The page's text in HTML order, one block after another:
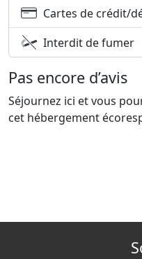
Cartes de crédit/
Interdit de fumer
Pas encore d’avis
Séjournez ici et vous
cet hébergement